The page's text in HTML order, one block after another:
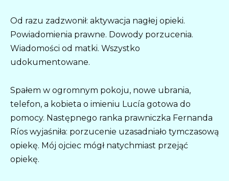
Od razu zadzwonił: aktywacja nagłej opieki.
Powiadomienia prawne. Dowody porzucenia.
Wiadomości od matki. Wszystko
udokumentowane.
Spałem w ogromnym pokoju, nowe ubrania,
telefon, a kobieta o imieniu Lucía gotowa do
pomocy. Następnego ranka prawniczka Fernanda
Ríos wyjaśniła: porzucenie uzasadniało tymczasową
opiekę. Mój ojciec mógł natychmiast przejąć
opiekę.